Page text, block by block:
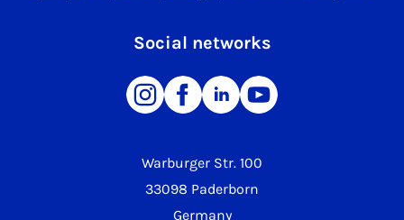
Warburger Str. 100
33098 Paderborn
Germany
Social networks